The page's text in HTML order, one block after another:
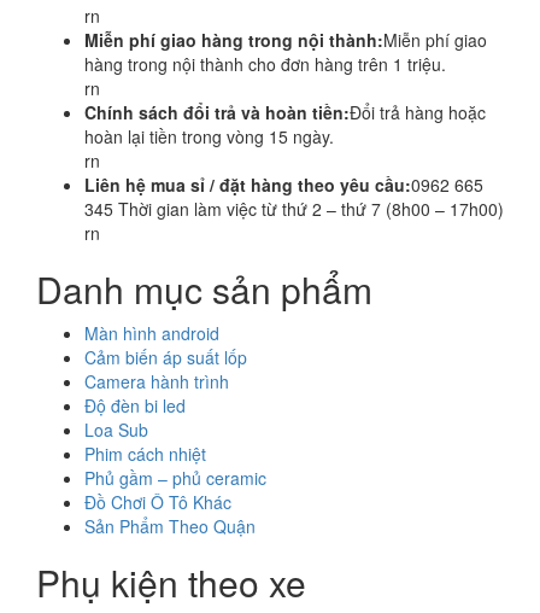
rn
Miễn phí giao hàng trong nội thành:Miễn phí giao
hàng trong nội thành cho đơn hàng trên 1 triệu.
rn
Chính sách đổi trả và hoàn tiền:Đổi trả hàng hoặc
hoàn lại tiền trong vòng 15 ngày.
rn
Liên hệ mua sỉ / đặt hàng theo yêu cầu:0962 665
345 Thời gian làm việc từ thứ 2 – thứ 7 (8h00 – 17h00)
rn
Danh mục sản phẩm
Màn hình android
Cảm biến áp suất lốp
Camera hành trình
Độ đèn bi led
Loa Sub
Phim cách nhiệt
Phủ gầm – phủ ceramic
Đồ Chơi Ô Tô Khác
Sản Phẩm Theo Quận
Phụ kiện theo xe